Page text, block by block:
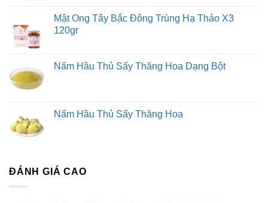
Mật Ong Tây Bắc Đông Trùng Hạ Thảo X3
120gr
Nấm Hầu Thủ Sấy Thăng Hoa Dạng Bột
Nấm Hầu Thủ Sấy Thăng Hoa
ĐÁNH GIÁ CAO